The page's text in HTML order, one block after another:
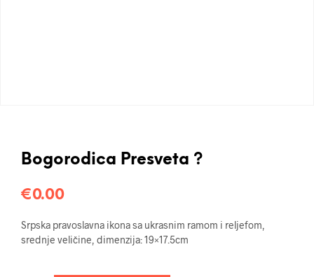
Bogorodica Presveta ?
€0.00
Srpska pravoslavna ikona sa ukrasnim ramom i reljefom,
srednje veličine, dimenzija: 19×17.5cm